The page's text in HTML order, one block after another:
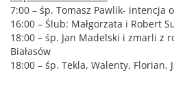
7:00 – śp. Tomasz Pawlik- intencja
16:00 – Ślub: Małgorzata i Robert
18:00 – śp. Jan Madelski i zmarli z
Białasów
18:00 – śp. Tekla, Walenty, Florian,